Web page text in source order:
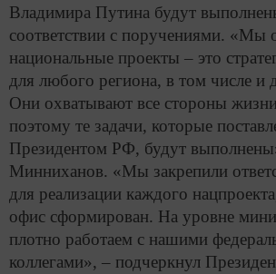
Владимира Путина будут
соответствии с поручениями. «Мы
национальные проекты – это
для любого региона, в том числе и
Они охватывают все стороны
поэтому те задачи, которые
Президентом РФ, будут
Минниханов. «Мы закрепили
для реализации каждого
офис сформирован. На уровне
плотно работаем с нашими
коллегами», – подчеркнул